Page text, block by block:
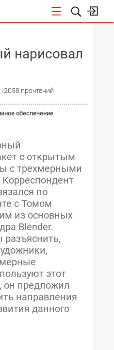
нарисовал
2058 прочтений
обеспечение
с открытым
с трехмерными
по
с Томом
из основных
Blender.
этот
он предложил
направления
данного